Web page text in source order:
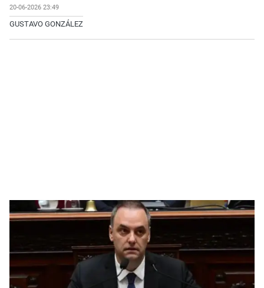
20-06-2026 23:49
GUSTAVO GONZÁLEZ